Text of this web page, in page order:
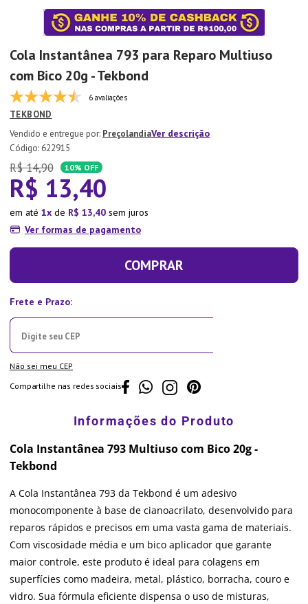
Cola Instantânea 793 para Reparo Multiuso
com Bico 20g - Tekbond
6 avaliações
TEKBOND
PreçolandiaVer descrição
: 622915
R$ 14,90 10% OFF
R$ 13,40
em até 1 de R$ 13,40 sem juros
Ver formas de pagamento
COMPRAR
Não sei meu CEP
Compartilhe nas redes sociais
Cola Instantânea 793 Multiuso com Bico 20g -
Tekbond
A Cola Instantânea 793 da Tekbond é um adesivo
monocomponente à base de cianoacrilato, desenvolvido para
reparos rápidos e precisos em uma vasta gama de materiais.
Com viscosidade média e um bico aplicador que garante
maior controle, este produto é ideal para colagens em
superfícies como madeira, metal, plástico, borracha, couro e
vidro. Sua fórmula eficiente dispensa o uso de misturas,
Aparelho Jantar